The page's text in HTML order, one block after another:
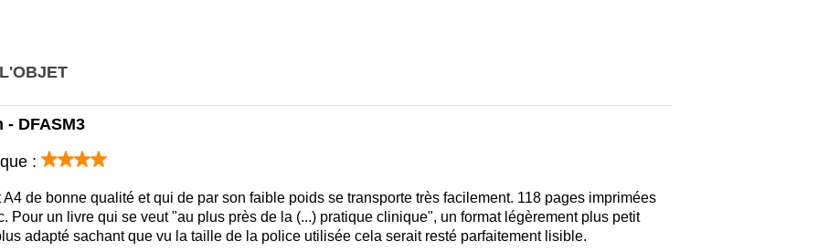
- DFASM3
:
A4 de bonne qualité et qui de par son faible poids se transporte très facilement. 118 pages imprimées
Pour un livre qui se veut "au plus près de la (...) pratique clinique", un format légèrement plus petit
adapté sachant que vu la taille de la police utilisée cela serait resté parfaitement lisible.